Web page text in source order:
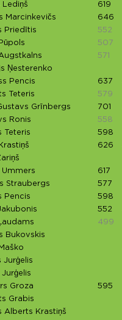
Lediņš 619
Marcinkevičs 646
Priedītis 552
507
571
Ņesterenko
Pencis 637
Teteris 579
Grīnbergs 701
Ronis 558
Teteris 598
626
Ummers 617
Straubergs 577
Pencis 598
552
499
Bukovskis
Jurģelis
Jurģelis
Groza 595
Grabis
Alberts Krastiņš